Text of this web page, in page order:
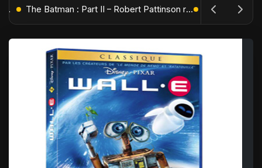
L'Âge de Glace : Le Réveil du Volcan – Manny, Sid et Diego de retour pour une aventure explosive The Batman : Part II – Robert Pattinson replonge dans les ténèbres de Gotham dès octobre 2027